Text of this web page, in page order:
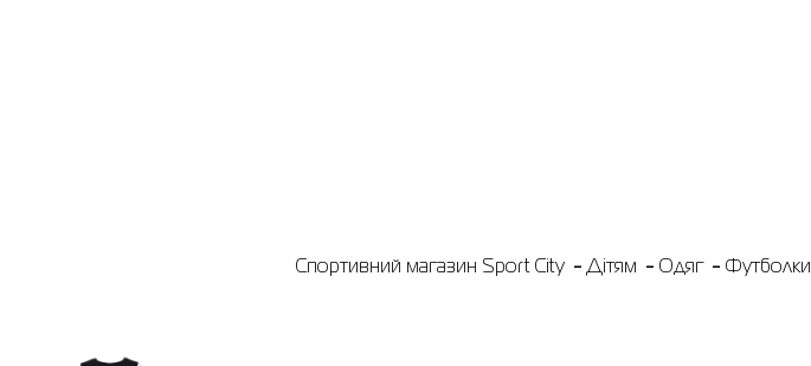
Спортивний магазин Sport City Дітям Одяг Футболки